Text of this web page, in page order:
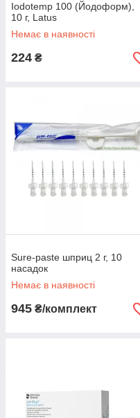
Iodotemp 100 (Йодоформ),
10 г, Latus
Немає в наявності
224 ₴
Sure-paste шприц 2 г, 10
насадок
Немає в наявності
945 ₴/комплект